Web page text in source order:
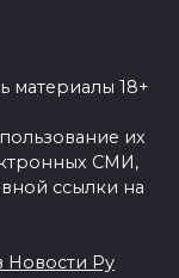
материалы 18+
их
СМИ,
ссылки на
Новости Ру